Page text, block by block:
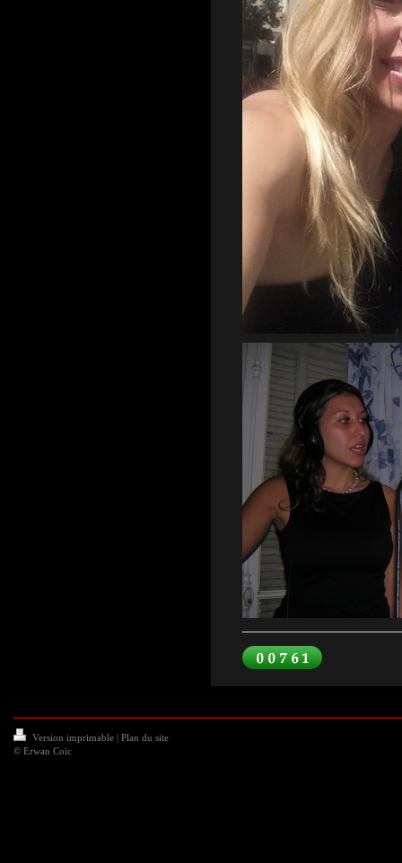
Version imprimable | Plan du site
© Erwan Coic